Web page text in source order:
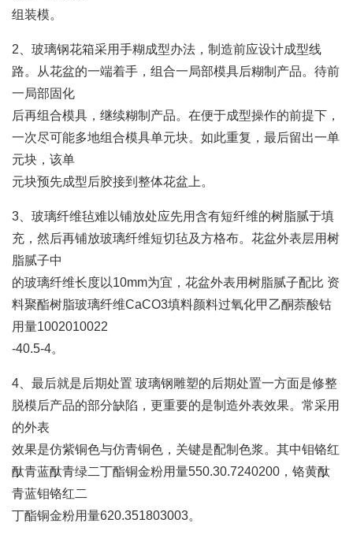
组装模。
2、玻璃钢花箱采用手糊成型办法，制造前应设计成型线
路。从花盆的一端着手，组合一局部模具后糊制产品。待前
一局部固化
后再组合模具，继续糊制产品。在便于成型操作的前提下，
一次尽可能多地组合模具单元块。如此重复，最后留出一单
元块，该单
元块预先成型后胶接到整体花盆上。
3、玻璃纤维毡难以铺放处应先用含有短纤维的树脂腻于填
充，然后再铺放玻璃纤维短切毡及方格布。花盆外表层用树
脂腻子中
的玻璃纤维长度以10mm为宜，花盆外表用树脂腻子配比 资
料聚酯树脂玻璃纤维CaCO3填料颜料过氧化甲乙酮萘酸钴
用量1002010022
-40.5-4。
4、最后就是后期处置 玻璃钢雕塑的后期处置一方面是修整
脱模后产品的部分缺陷，更重要的是制造外表效果。常采用
的外表
效果是仿紫铜色与仿青铜色，关键是配制色浆。其中钼铬红
酞青蓝酞青绿二丁酯铜金粉用量550.30.7240200，铬黄酞
青蓝钼铬红二
丁酯铜金粉用量620.351803003。